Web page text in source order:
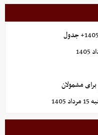
مشمولان